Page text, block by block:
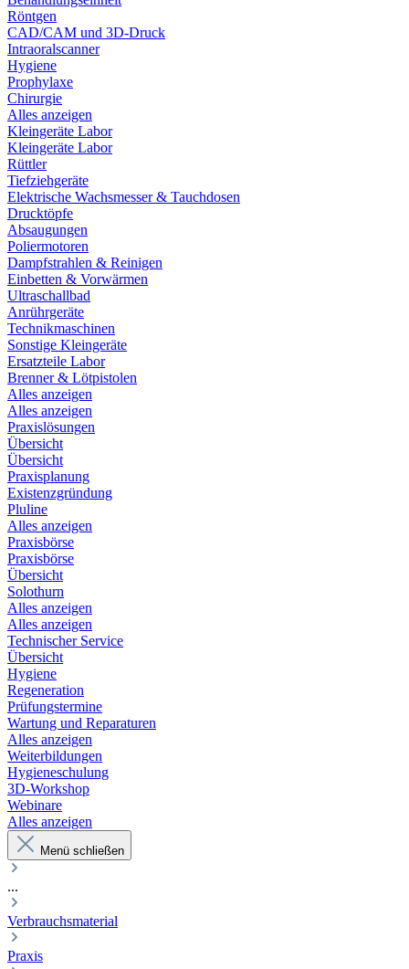
Röntgen
CAD/CAM und 3D-Druck
Intraoralscanner
Hygiene
Prophylaxe
Chirurgie
Alles anzeigen
Kleingeräte Labor
Kleingeräte Labor
Rüttler
Tiefziehgeräte
Elektrische Wachsmesser & Tauchdosen
Drucktöpfe
Absaugungen
Poliermotoren
Dampfstrahlen & Reinigen
Einbetten & Vorwärmen
Ultraschallbad
Anrührgeräte
Technikmaschinen
Sonstige Kleingeräte
Ersatzteile Labor
Brenner & Lötpistolen
Alles anzeigen
Alles anzeigen
Praxislösungen
Übersicht
Übersicht
Praxisplanung
Existenzgründung
Pluline
Alles anzeigen
Praxisbörse
Praxisbörse
Übersicht
Solothurn
Alles anzeigen
Alles anzeigen
Technischer Service
Übersicht
Hygiene
Regeneration
Prüfungstermine
Wartung und Reparaturen
Alles anzeigen
Weiterbildungen
Hygieneschulung
3D-Workshop
Webinare
Alles anzeigen
Menü schließen
...
Verbrauchsmaterial
Praxis